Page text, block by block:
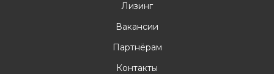
Лизинг
Вакансии
Партнёрам
Контакты